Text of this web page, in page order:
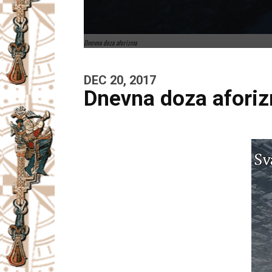
Dnevna doza aforizma
DEC 20, 2017
Dnevna doza